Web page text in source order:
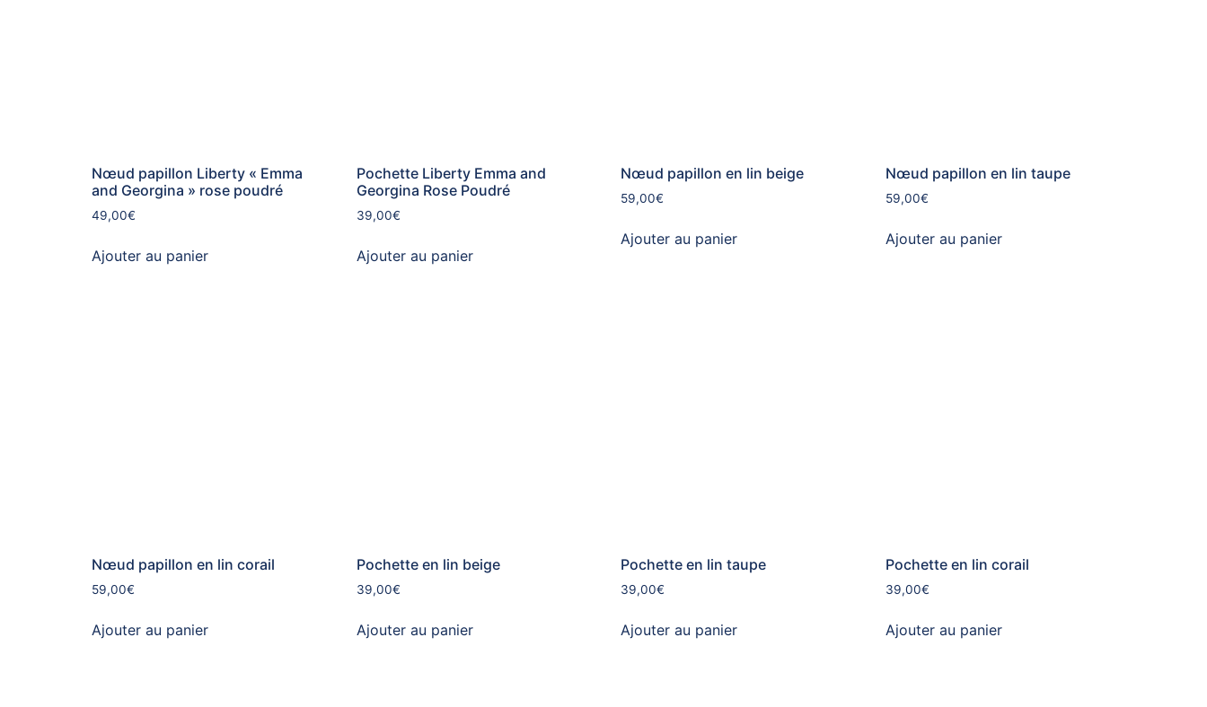
Nœud papillon Liberty « Emma
and Georgina » rose poudré
49,00€
Ajouter au panier
Pochette Liberty Emma and
Georgina Rose Poudré
39,00€
Ajouter au panier
Nœud papillon en lin beige
59,00€
Ajouter au panier
Nœud papillon en lin taupe
59,00€
Ajouter au panier
Nœud papillon en lin corail
59,00€
Ajouter au panier
Pochette en lin beige
39,00€
Ajouter au panier
Pochette en lin taupe
39,00€
Ajouter au panier
Pochette en lin corail
39,00€
Ajouter au panier